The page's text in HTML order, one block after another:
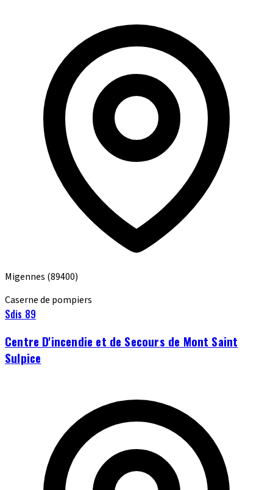
Migennes (89400)
Caserne de pompiers
Sdis 89
Centre D'incendie et de Secours de Mont Saint
Sulpice